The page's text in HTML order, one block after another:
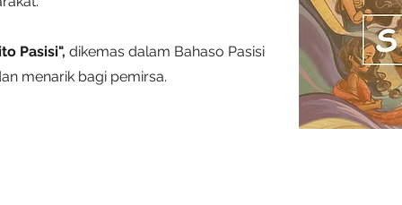
Pasisi", dikemas dalam Bahaso Pasisi
menarik bagi pemirsa.